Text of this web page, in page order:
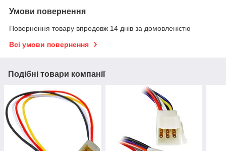
Умови повернення
Повернення товару впродовж 14 днів за домовленістю
Всі умови повернення
Подібні товари компанії